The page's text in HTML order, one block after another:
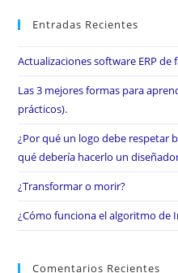
Entradas Recientes
Actualizaciones software ERP de
Las 3 mejores formas para
prácticos).
¿Por qué un logo debe respetar
qué debería hacerlo un
¿Transformar o morir?
¿Cómo funciona el algoritmo de
Comentarios Recientes